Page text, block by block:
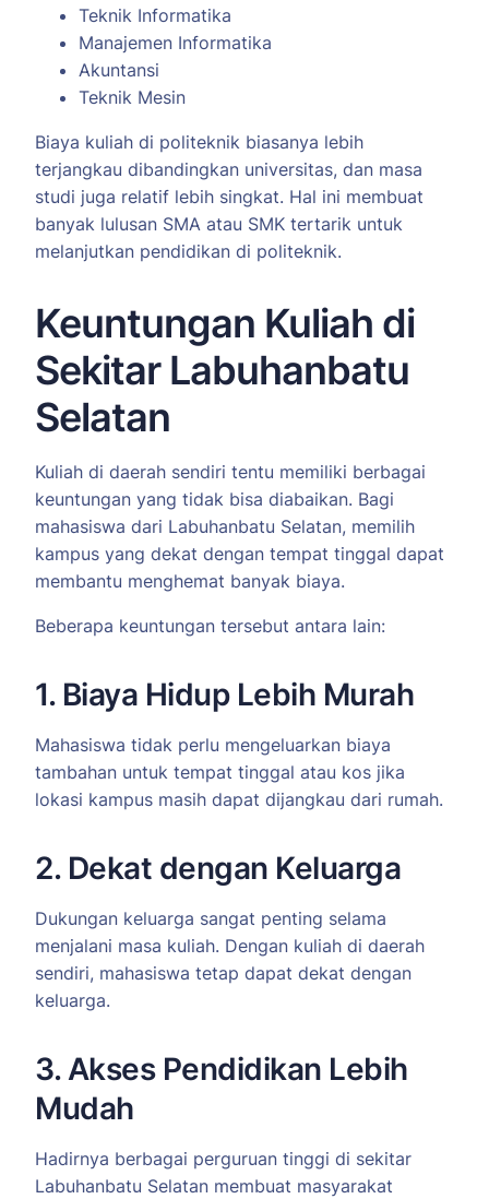
Teknik Informatika
Manajemen Informatika
Akuntansi
Teknik Mesin
Biaya kuliah di politeknik biasanya lebih
terjangkau dibandingkan universitas, dan masa
studi juga relatif lebih singkat. Hal ini membuat
banyak lulusan SMA atau SMK tertarik untuk
melanjutkan pendidikan di politeknik.
Keuntungan Kuliah di
Sekitar Labuhanbatu
Selatan
Kuliah di daerah sendiri tentu memiliki berbagai
keuntungan yang tidak bisa diabaikan. Bagi
mahasiswa dari Labuhanbatu Selatan, memilih
kampus yang dekat dengan tempat tinggal dapat
membantu menghemat banyak biaya.
Beberapa keuntungan tersebut antara lain:
1. Biaya Hidup Lebih Murah
Mahasiswa tidak perlu mengeluarkan biaya
tambahan untuk tempat tinggal atau kos jika
lokasi kampus masih dapat dijangkau dari rumah.
2. Dekat dengan Keluarga
Dukungan keluarga sangat penting selama
menjalani masa kuliah. Dengan kuliah di daerah
sendiri, mahasiswa tetap dapat dekat dengan
keluarga.
3. Akses Pendidikan Lebih
Mudah
Hadirnya berbagai perguruan tinggi di sekitar
Labuhanbatu Selatan membuat masyarakat